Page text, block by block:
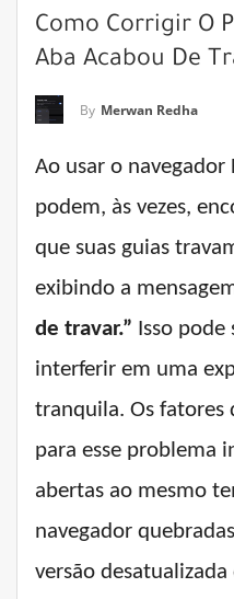
Como Corrigir O
Aba Acabou De
By Merwan Redha
Ao usar o navegador
podem, às vezes,
que suas guias
exibindo a
de travar.” Isso pode
interferir em uma
tranquila. Os
para esse problema
abertas ao mesmo
navegador
versão